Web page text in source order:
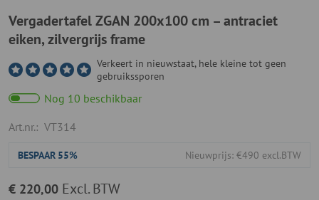
Vergadertafel ZGAN 200x100 cm – antraciet
eiken, zilvergrijs frame
Verkeert in nieuwstaat, hele kleine tot geen
gebruikssporen
Nog 10 beschikbaar
Art.nr.: VT314
BESPAAR 55% Nieuwprijs: €490 excl.BTW
€ 220,00 Excl. BTW